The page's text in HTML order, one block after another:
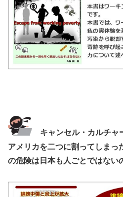
キャンセル・カルチャ
アメリカを二つに割ってしまっ
の危険は日本も人ごとではない